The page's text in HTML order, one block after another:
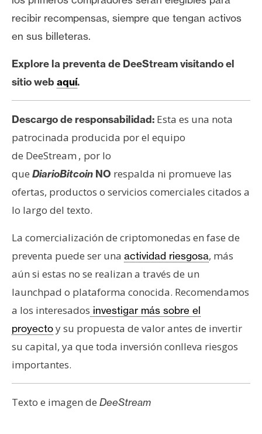
recibir recompensas, siempre que tengan activos
en sus billeteras.
Explore la preventa de DeeStream visitando el
sitio web aquí.
Descargo de responsabilidad: Esta es una nota
patrocinada producida por el equipo
de DeeStream , por lo
que DiarioBitcoin NO respalda ni promueve las
ofertas, productos o servicios comerciales citados a
lo largo del texto.
La comercialización de criptomonedas en fase de
preventa puede ser una actividad riesgosa, más
aún si estas no se realizan a través de un
launchpad o plataforma conocida. Recomendamos
a los interesados investigar más sobre el
proyectoy su propuesta de valor antes de invertir
su capital, ya que toda inversión conlleva riesgos
importantes.
Texto e imagen de DeeStream